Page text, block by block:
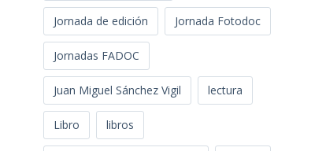
Jornada de edición Jornada Fotodoc
Jornadas FADOC
Juan Miguel Sánchez Vigil lectura
Libro libros